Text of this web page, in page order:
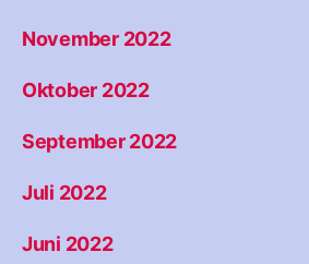
November 2022
Oktober 2022
September 2022
Juli 2022
Juni 2022